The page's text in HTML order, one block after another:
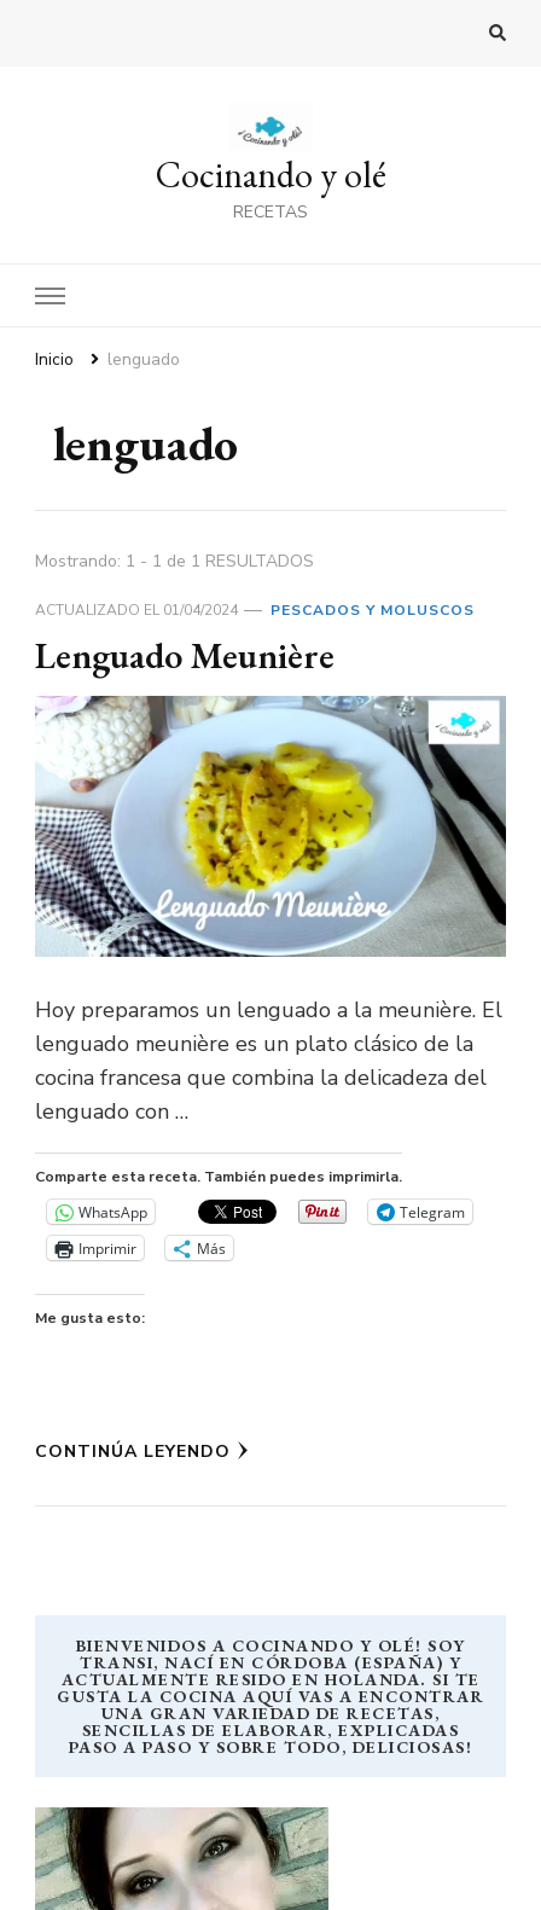
Cocinando y olé
RECETAS
Inicio lenguado
lenguado
Mostrando: 1 - 1 de 1 RESULTADOS
ACTUALIZADO EL01/04/2024 PESCADOS Y MOLUSCOS
Lenguado Meunière
Hoy preparamos un lenguado a la meunière. El
lenguado meunière es un plato clásico de la
cocina francesa que combina la delicadeza del
lenguado con …
Comparte esta receta. También puedes imprimirla.
WhatsApp
Telegram
Imprimir
Más
Me gusta esto:
CONTINÚA LEYENDO
BIENVENIDOS A COCINANDO Y OLÉ! SOY
TRANSI, NACÍ EN CÓRDOBA (ESPAÑA) Y
ACTUALMENTE RESIDO EN HOLANDA. SI TE
GUSTA LA COCINA AQUÍ VAS A ENCONTRAR
UNA GRAN VARIEDAD DE RECETAS,
SENCILLAS DE ELABORAR, EXPLICADAS
PASO A PASO Y SOBRE TODO, DELICIOSAS!